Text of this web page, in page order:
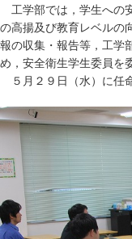
工学部では，学生への
の高揚及び教育レベルの
報の収集・報告等，工学
め，安全衛生学生委員を
５月２９日（水）に任